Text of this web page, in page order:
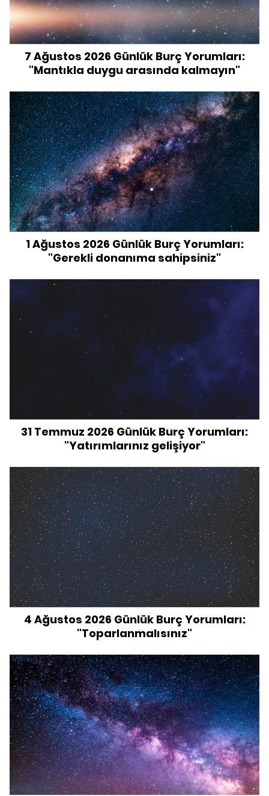
7 Ağustos 2026 Günlük Burç Yorumları:
"Mantıkla duygu arasında kalmayın"
1 Ağustos 2026 Günlük Burç Yorumları:
"Gerekli donanıma sahipsiniz"
31 Temmuz 2026 Günlük Burç Yorumları:
"Yatırımlarınız gelişiyor"
4 Ağustos 2026 Günlük Burç Yorumları:
"Toparlanmalısınız"